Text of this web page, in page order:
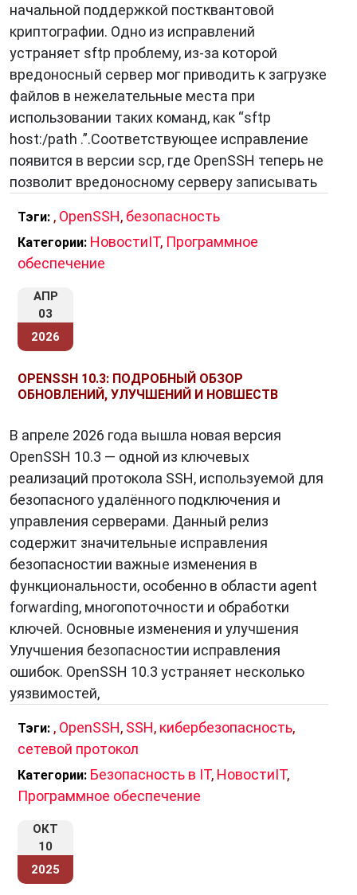
начальной поддержкой постквантовой
криптографии. Одно из исправлений
устраняет sftp проблему, из-за которой
вредоносный сервер мог приводить к загрузке
файлов в нежелательные места при
использовании таких команд, как “sftp
host:/path .”.Соответствующее исправление
появится в версии scp, где OpenSSH теперь не
позволит вредоносному серверу записывать
Тэги: , OpenSSH, безопасность
Категории: НовостиIT, Программное
обеспечение
АПР
03
2026
OPENSSH 10.3: ПОДРОБНЫЙ ОБЗОР
ОБНОВЛЕНИЙ, УЛУЧШЕНИЙ И НОВШЕСТВ
В апреле 2026 года вышла новая версия
OpenSSH 10.3 — одной из ключевых
реализаций протокола SSH, используемой для
безопасного удалённого подключения и
управления серверами. Данный релиз
содержит значительные исправления
безопасностии важные изменения в
функциональности, особенно в области agent
forwarding, многопоточности и обработки
ключей. Основные изменения и улучшения
Улучшения безопасностии исправления
ошибок. OpenSSH 10.3 устраняет несколько
уязвимостей,
Тэги: , OpenSSH, SSH, кибербезопасность,
сетевой протокол
Категории: Безопасность в IT, НовостиIT,
Программное обеспечение
ОКТ
10
2025